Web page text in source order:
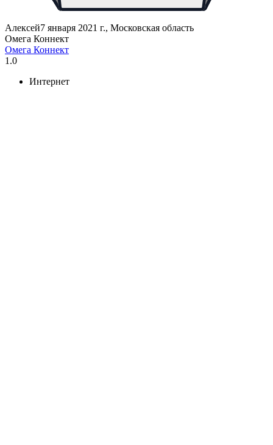
Алексей7 января 2021 г., Московская область
Омега Коннект
Омега Коннект
1.0
Интернет